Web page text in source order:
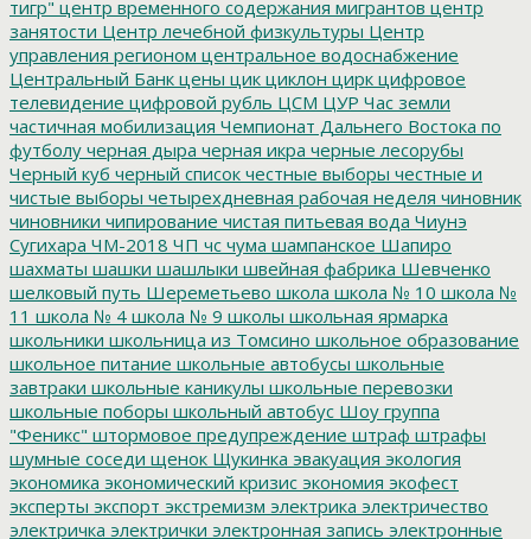
тигр" центр временного содержания мигрантов центр
занятости Центр лечебной физкультуры Центр
управления регионом центральное водоснабжение
Центральный Банк цены цик циклон цирк цифровое
телевидение цифровой рубль ЦСМ ЦУР Час земли
частичная мобилизация Чемпионат Дальнего Востока по
футболу черная дыра черная икра черные лесорубы
Черный куб черный список честные выборы честные и
чистые выборы четырехдневная рабочая неделя чиновник
чиновники чипирование чистая питьевая вода Чиунэ
Сугихара ЧМ-2018 ЧП чс чума шампанское Шапиро
шахматы шашки шашлыки швейная фабрика Шевченко
шелковый путь Шереметьево школа школа № 10 школа №
11 школа № 4 школа № 9 школы школьная ярмарка
школьники школьница из Томсино школьное образование
школьное питание школьные автобусы школьные
завтраки школьные каникулы школьные перевозки
школьные поборы школьный автобус Шоу группа
"Феникс" штормовое предупреждение штраф штрафы
шумные соседи щенок Щукинка эвакуация экология
экономика экономический кризис экономия экофест
эксперты экспорт экстремизм электрика электричество
электричка электрички электронная запись электронные